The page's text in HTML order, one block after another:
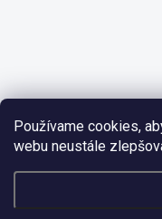
Používame cookies,
webu neustále